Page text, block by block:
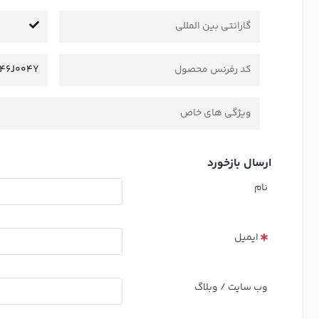
گارانتی بین المللی
کد رفرنس محصول
ویژگی های خاص
ارسال بازخورد
نام
ایمیل
وب سایت / وبلاگ